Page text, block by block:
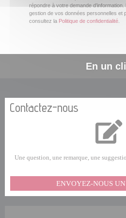
répondre à votre demande
gestion de vos données personnelles et
consultez la Politique de confidentialité
En un
Contactez-nous
Une question, une remarque, une
ENVOYEZ-NOUS